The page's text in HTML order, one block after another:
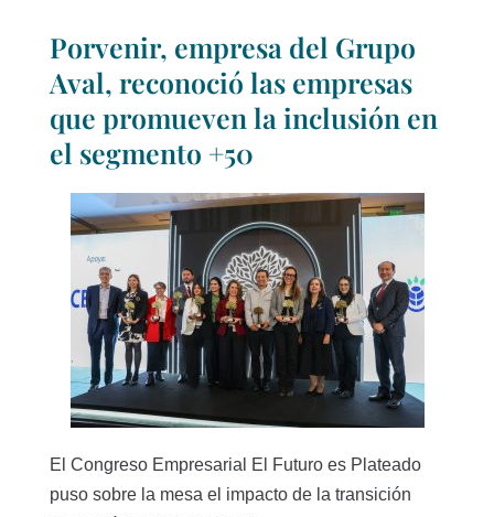
Porvenir, empresa del Grupo
Aval, reconoció las empresas
que promueven la inclusión en
el segmento +50
El Congreso Empresarial El Futuro es Plateado
puso sobre la mesa el impacto de la transición